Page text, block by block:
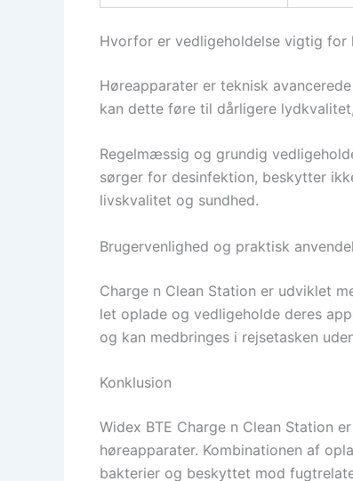
Hvorfor er vedligeholdelse vigtig for
Høreapparater er teknisk
kan dette føre til dårligere
Regelmæssig og grundig
sørger for desinfektion, beskytter
livskvalitet og sundhed.
Brugervenlighed og praktisk
Charge n Clean Station er udviklet
let oplade og vedligeholde deres
og kan medbringes i rejsetasken
Konklusion
Widex BTE Charge n Clean Station
høreapparater. Kombinationen af
bakterier og beskyttet mod